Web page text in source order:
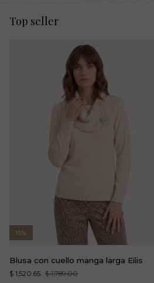
Top seller
15%
Blusa
cuello
Blusa con cuello manga larga Eilis
$ 1,520.65 $ 1,789.00